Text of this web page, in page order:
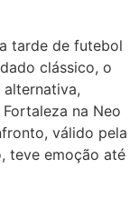
tarde de futebol
clássico, o
na Neo
válido pela
teve emoção até